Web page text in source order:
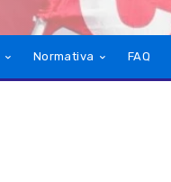
Normativa FAQ